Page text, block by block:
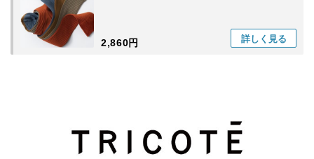
2,860円 詳しく 見る